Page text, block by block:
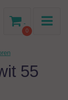
0
-
55